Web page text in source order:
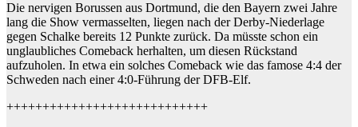
Die nervigen Borussen aus Dortmund, die den Bayern zwei Jahre
lang die Show vermasselten, liegen nach der Derby-Niederlage
gegen Schalke bereits 12 Punkte zurück. Da müsste schon ein
unglaubliches Comeback herhalten, um diesen Rückstand
aufzuholen. In etwa ein solches Comeback wie das famose 4:4 der
Schweden nach einer 4:0-Führung der DFB-Elf.
++++++++++++++++++++++++++++